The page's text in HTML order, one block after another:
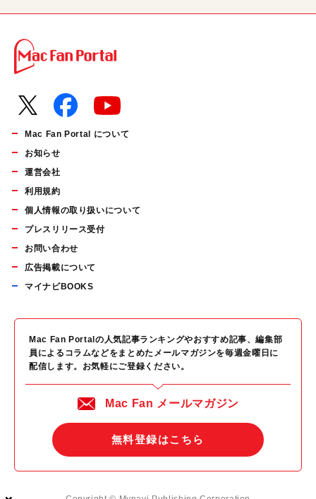
Mac Fan Portal について
お知らせ
運営会社
利用規約
個人情報の取り扱いについて
プレスリリース受付
お問い合わせ
広告掲載について
マイナビBOOKS
Mac Fan Portalの人気記事ランキングやおすすめ記事、編集部
員によるコラムなどをまとめたメールマガジンを毎週金曜日に
配信します。お気軽にご登録ください。
Mac Fan メールマガジン
無料登録はこちら